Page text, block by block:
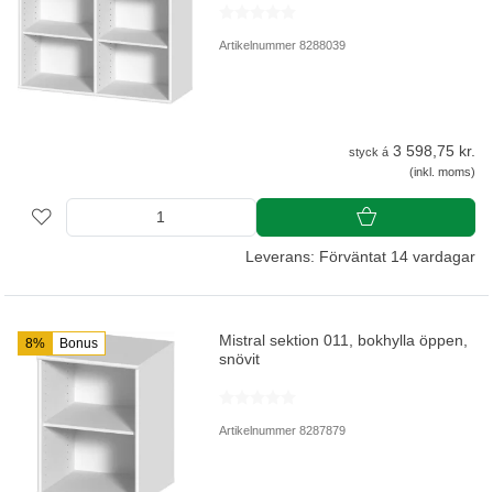
Artikelnummer 8288039
styck á 3 598,75 kr.
(inkl. moms)
Leverans: Förväntat 14 vardagar
8% Bonus
Mistral sektion 011, bokhylla öppen,
snövit
Artikelnummer 8287879